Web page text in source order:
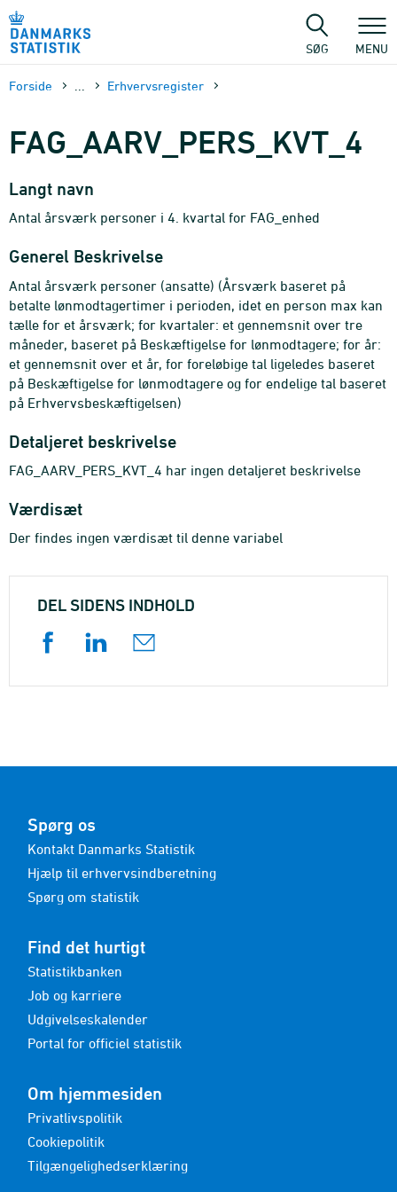
sidens
SØG MENU
Forside Erhvervsregister
FAG_AARV_PERS_KVT_4
Langt navn
Antal årsværk personer i 4. kvartal for FAG_enhed
Generel Beskrivelse
Antal årsværk personer (ansatte) (Årsværk baseret på
betalte lønmodtagertimer i perioden, idet en person max kan
tælle for et årsværk; for kvartaler: et gennemsnit over tre
måneder, baseret på Beskæftigelse for lønmodtagere; for år:
et gennemsnit over et år, for foreløbige tal ligeledes baseret
på Beskæftigelse for lønmodtagere og for endelige tal baseret
på Erhvervsbeskæftigelsen)
Detaljeret beskrivelse
FAG_AARV_PERS_KVT_4 har ingen detaljeret beskrivelse
Værdisæt
Der findes ingen værdisæt til denne variabel
DEL SIDENS INDHOLD
Spørg os
Kontakt Danmarks Statistik
Hjælp til erhvervsindberetning
Spørg om statistik
Find det hurtigt
Statistikbanken
Job og karriere
Udgivelseskalender
Portal for officiel statistik
Om hjemmesiden
Privatlivspolitik
Cookiepolitik
Tilgængelighedserklæring